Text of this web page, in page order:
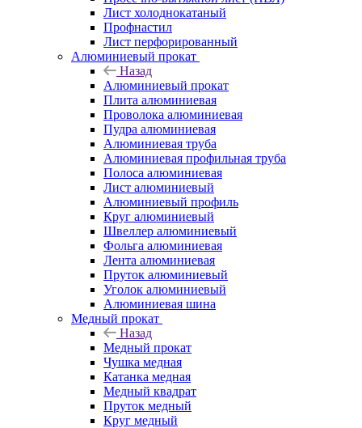
Лист холоднокатаный
Профнастил
Лист перфорированный
Алюминиевый прокат
Назад
Алюминиевый прокат
Плита алюминиевая
Проволока алюминиевая
Пудра алюминиевая
Алюминиевая труба
Алюминиевая профильная труба
Полоса алюминиевая
Лист алюминиевый
Алюминиевый профиль
Круг алюминиевый
Швеллер алюминиевый
Фольга алюминиевая
Лента алюминиевая
Пруток алюминиевый
Уголок алюминиевый
Алюминиевая шина
Медный прокат
Назад
Медный прокат
Чушка медная
Катанка медная
Медный квадрат
Пруток медный
Круг медный